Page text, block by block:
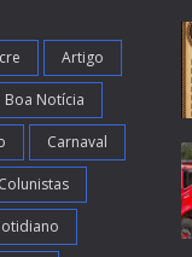
Artigo
Boa Notícia
Carnaval
Colunistas